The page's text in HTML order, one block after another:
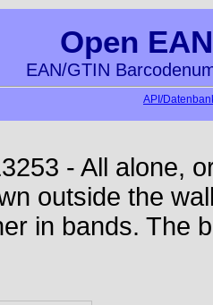
Open
EAN/GTIN
API/
- All alone,
outside the
in bands. The